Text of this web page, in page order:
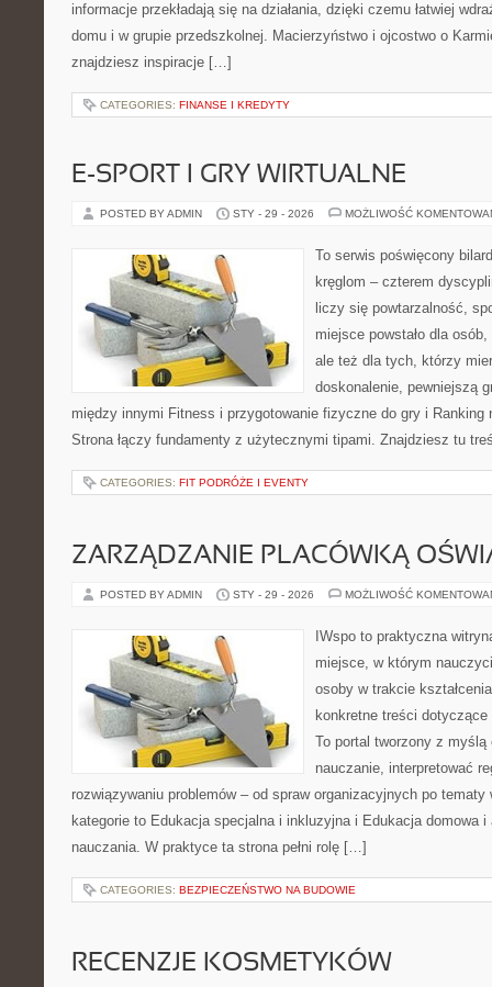
informacje przekładają się na działania, dzięki czemu łatwiej
domu i w grupie przedszkolnej. Macierzyństwo i ojcostwo o
znajdziesz inspiracje […]
CATEGORIES: FINANSE I KREDYTY
E-SPORT I GRY WIRTUALNE
POSTED BY ADMIN STY - 29 - 2026 MOŻLIWOŚĆ
To serwis poświęcony
kręglom – czterem
liczy się powtarzalność,
miejsce powstało dla
ale też dla tych, którzy
doskonalenie, pewniejszą
między innymi Fitness i przygotowanie fizyczne do gry i Ranking
Strona łączy fundamenty z użytecznymi tipami. Znajdziesz tu
CATEGORIES: FIT PODRÓŻE I EVENTY
ZARZĄDZANIE PLACÓWKĄ
POSTED BY ADMIN STY - 29 - 2026 MOŻLIWOŚĆ
IWspo to praktyczna
miejsce, w którym
osoby w trakcie
konkretne treści
To portal tworzony z myślą
nauczanie, interpretować
rozwiązywaniu problemów – od spraw organizacyjnych po tematy
kategorie to Edukacja specjalna i inkluzyjna i Edukacja domowa i
nauczania. W praktyce ta strona pełni rolę […]
CATEGORIES: BEZPIECZEŃSTWO NA BUDOWIE
RECENZJE KOSMETYKÓW